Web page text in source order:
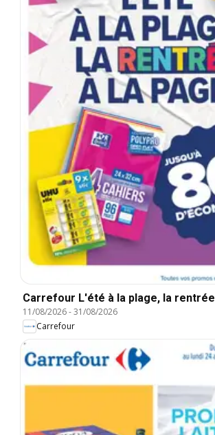
Carrefour L'été à la plage, la
11/08/2026-31/08/2026
Carrefour